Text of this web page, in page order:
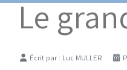
Le
DétailsÉcrit par : Luc MULLER